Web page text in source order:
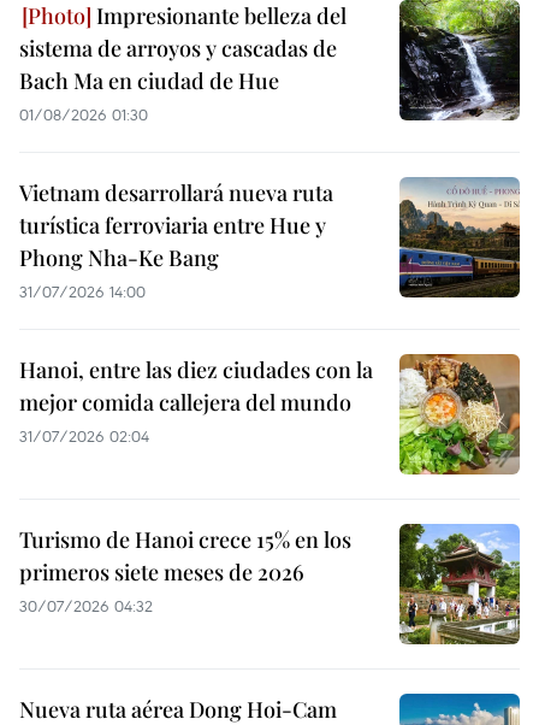
Impresionante belleza del
sistema de arroyos y cascadas de
Bach Ma en ciudad de Hue
01/08/2026 01:30
Vietnam desarrollará nueva ruta
turística ferroviaria entre Hue y
Phong Nha-Ke Bang
31/07/2026 14:00
Hanoi, entre las diez ciudades con la
mejor comida callejera del mundo
31/07/2026 02:04
Turismo de Hanoi crece 15% en los
primeros siete meses de 2026
30/07/2026 04:32
Nueva ruta aérea Dong Hoi-Cam